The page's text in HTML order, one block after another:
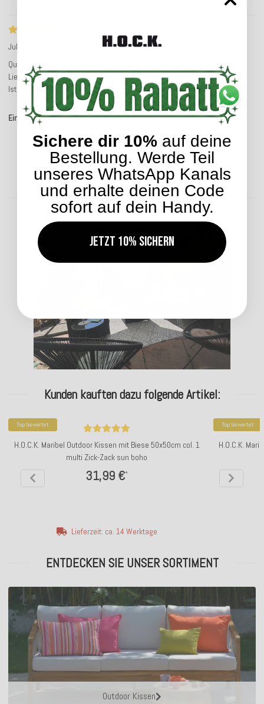
Julia P.
Service-Bewertung
Qualität ist wirklich ausgezeichnet.
Lieferzeit etwas lang, aber wenn man so eine Qualität geliefert bekommt.
Ist das verständlich.
Einträge insgesamt: 6
Kundengalerie
Kunden kauften dazu folgende Artikel:
Top bewertet
H.O.C.K. Maribel Outdoor Kissen mit Biese 50x50cm col. 1
multi Zick-Zack sun boho
31,99 €*
Lieferzeit: ca. 14 Werktage
Top bewertet
H.O.C.K.
ENTDECKEN SIE UNSER SORTIMENT
Outdoor Kissen
Sichere dir 10% auf deine
Bestellung. Werde Teil
unseres WhatsApp Kanals
und erhalte deinen Code
sofort auf dein Handy.
Jetzt 10% sichern